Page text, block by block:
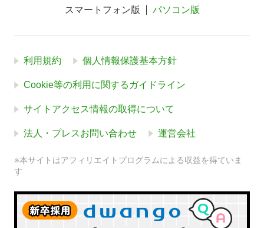
スマートフォン版 パソコン版
利用規約 個人情報保護基本方針
Cookie等の利用に関するガイドライン
サイトアクセス情報の取得について
法人・プレスお問い合わせ 運営会社
※本サイトはアフィリエイトプログラムによる収益を得ていま
す